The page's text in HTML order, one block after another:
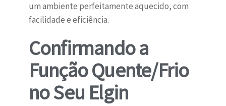
um ambiente perfeitamente aquecido, com
facilidade e eficiência.
Confirmando a
Função Quente/Frio
no Seu Elgin